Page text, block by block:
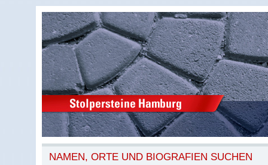
NAMEN, ORTE UND BIOGRAFIEN SUCHEN